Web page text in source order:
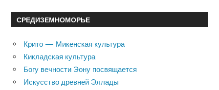
СРЕДИЗЕМНОМОРЬЕ
Крито — Микенская культура
Кикладская культура
Богу вечности Эону посвящается
Искусство древней Эллады